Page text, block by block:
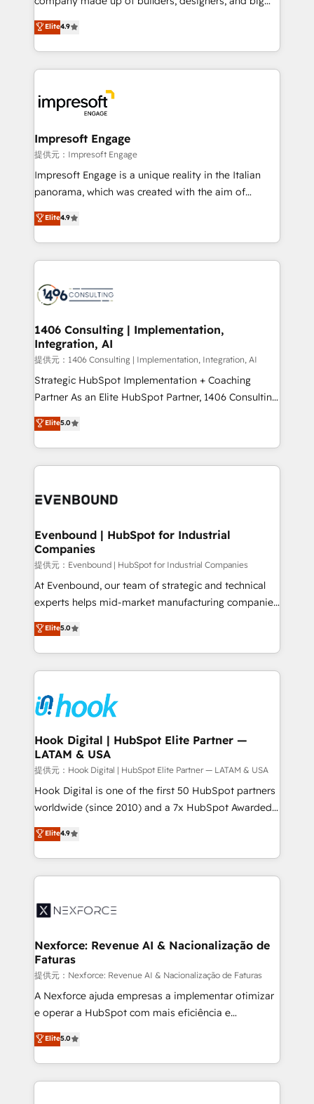
Platform Migration Excellence. • Top 3 Partner of the
Year LATAM 2022, 2023, 2024, 2025. • Partner of the
business with HubSpot? Let Cebra’s experts help
you grow faster, smarter, and with impact.
thinkers. We blend strategy, design, and
development—always fueled by curiosity—to turn
ideas, opportunities, and challenges into meaningful
experiences. To us, technology is more than just
and—most importantly—simple. That’s why we lean
into bold ideas and shape them into thoughtful
products and strategies that actually make a
difference.
Elite4.9
Impresoft Engage
提供元：Impresoft Engage
Impresoft Engage is a unique reality in the Italian
panorama, which was created with the aim of
putting Customer Experience at the center by
creating digital environments capable of integrating
people, processes and data. We offer the best
digital solutions on the market, ranging from CRM
marketing automation to online and offline sales
allowing companies to optimize processes and meet
the needs of the customer. We are part of Impresoft
Group, a group of specialized and complementary
companies that divide their offer into 4
Competence Centers: Smart Manufacturing,
The synergies generated by these integrations,
together with the combination of talents, skills,
to accompany companies on their digital
Elite4.9
1406 Consulting | Implementation,
Integration, AI
提供元：1406 Consulting | Implementation, Integration, AI
Strategic HubSpot Implementation + Coaching
Partner As an Elite HubSpot Partner, 1406 Consulting
helps mid-market revenue teams transform how
they sell, market, and serve. We don't just build your
HubSpot—we teach your team to own it, then stay
to help you keep winning. What We Do ⚙️ CRM
Data & Content 📈 Sales & Marketing Alignment +
Agent Creation 🔄 Custom Integrations & Data
Migration Why 1406 We become part of your team.
Your team learns while we build. We fix what others
broke. Built for mid-market reality—practical
solutions that work with your actual headcount and
HubSpot partners 🔄 Top 5% globally in client
retention 📅 8+ years of consistent results since 2017
move beyond spreadsheets into unified systems
that drive real business results.
Elite5.0
Evenbound | HubSpot for Industrial
Companies
提供元：Evenbound | HubSpot for Industrial Companies
At Evenbound, our team of strategic and technical
experts helps mid-market manufacturing companies
achieve real growth. We specialize in delivering
tailored solutions that drive results by leveraging
HubSpot’s platform and data to fuel success.
Technical Solutions: - HubSpot Technical Consulting -
Onboarding - Data Migration & Integrations -
Technical Audit & Optimization Strategic Solutions: -
Revenue Operations - Inbound Marketing -
Outbound Marketing - HubSpot CMS Website
Design & Development We empower our clients to
reach their full potential by providing transparent,
relationship-driven support. With over 300 HubSpot
technical know-how and strategic guidance you
need to succeed.
Elite5.0
Hook Digital | HubSpot Elite Partner —
LATAM & USA
提供元：Hook Digital | HubSpot Elite Partner — LATAM & USA
Hook Digital is one of the first 50 HubSpot partners
worldwide (since 2010) and a 7x HubSpot Awarded
Elite Partner. With 500+ projects across the U.S.,
Brazil, and LATAM, we combine global expertise with
regional experience. Today, we are Brazil’s largest
HubSpot Elite Partner—trusted by companies across
Implementation & Migration Onboarding across all
Station, Freshdesk, Intercom, and more. Custom
objects, automations, and integrations built for
growth. 🚀 AI-Driven GTM Orchestration Unify
HubSpot with LinkedIn, WhatsApp, email, paid
media, and AI voice to drive pipeline. 🤖 AI Custom
prospecting, follow-ups, service triage, and
knowledge retrieval—built in HubSpot. ⚡ Fast-Track
Elite4.9
Nexforce: Revenue AI & Nacionalização de
Faturas
提供元：Nexforce: Revenue AI & Nacionalização de Faturas
A Nexforce ajuda empresas a implementar otimizar
e operar a HubSpot com mais eficiência e
previsibilidade de receita. Combinamos Revenue
Operations (RevOps) e Inteligência Artificial para
estruturar processos integrar sistemas organizar
dados e automatizar operações. O objetivo é
Elite5.0